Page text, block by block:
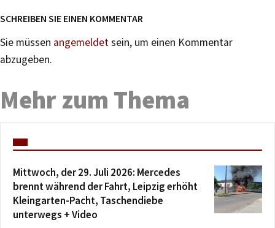
SCHREIBEN SIE EINEN KOMMENTAR
Sie müssen angemeldetsein, um einen Kommentar
abzugeben.
Mehr zum Thema
Mittwoch, der 29. Juli 2026: Mercedes
brennt während der Fahrt, Leipzig erhöht
Kleingarten-Pacht, Taschendiebe
unterwegs + Video